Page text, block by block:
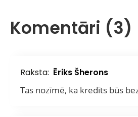
Komentāri (3)
Raksta: Ēriks Šherons
Tas nozīmē, ka kredīts būs